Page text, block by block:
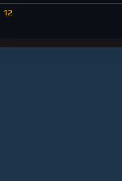
12
14